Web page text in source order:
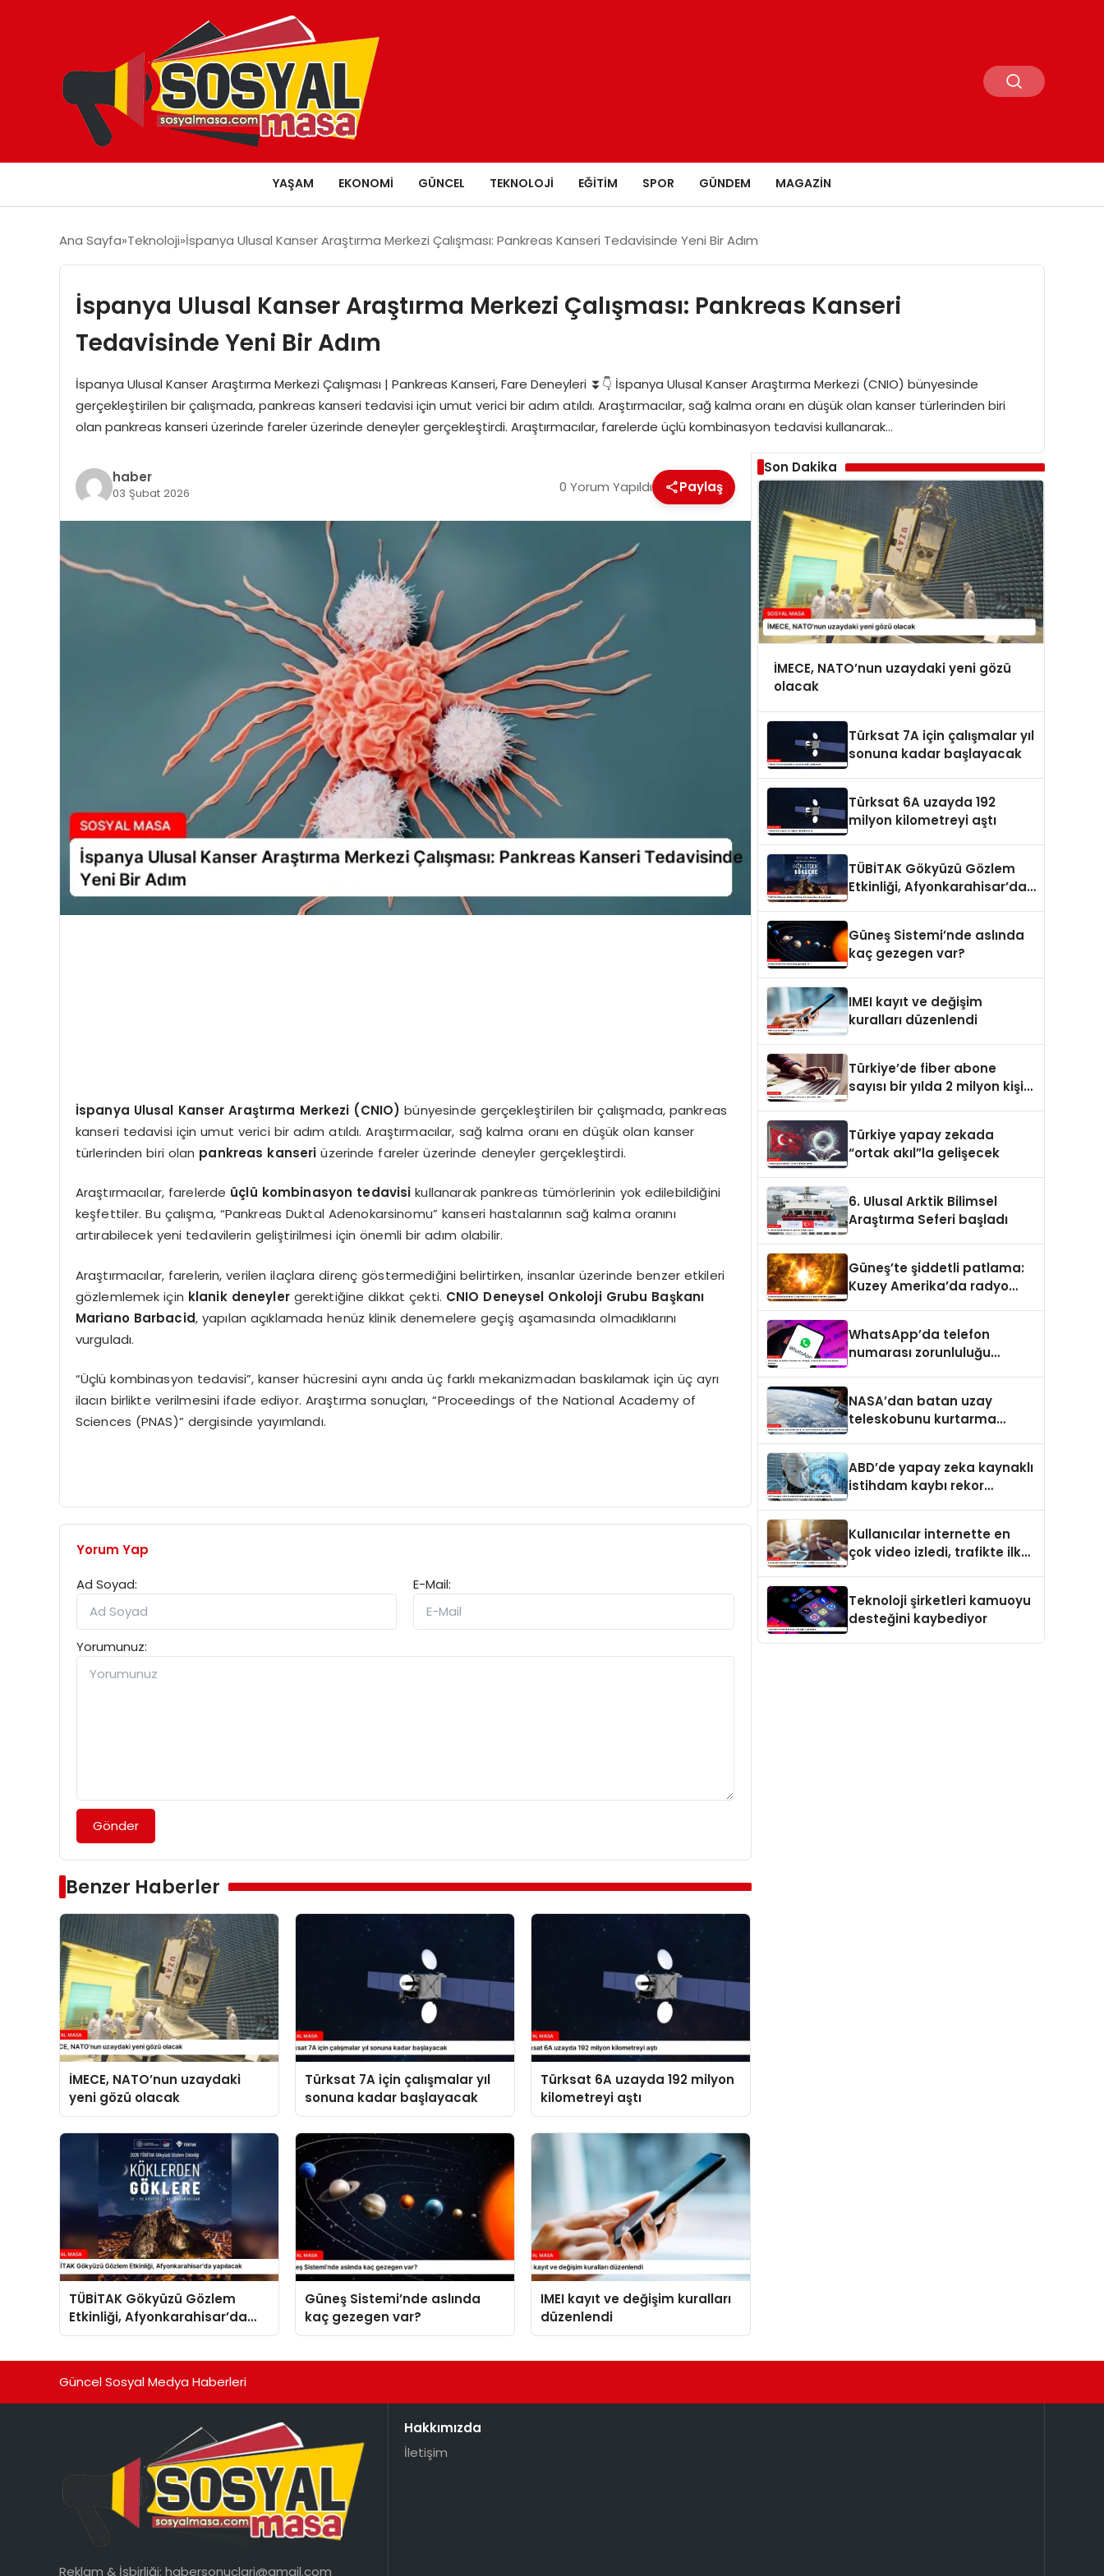
YAŞAM EKONOMI GÜNCEL TEKNOLOJI EĞITIM SPOR GÜNDEM MAGAZIN
Ana Sayfa Teknoloji İspanya Ulusal Kanser Araştırma Merkezi Çalışması: Pankreas Kanseri Tedavisinde Yeni Bir Adım
İspanya Ulusal Kanser Araştırma Merkezi Çalışması: Pankreas Kanseri
Tedavisinde Yeni Bir Adım
İspanya Ulusal Kanser Araştırma Merkezi Çalışması | Pankreas Kanseri, Fare Deneyleri ⏬👇 İspanya Ulusal Kanser Araştırma Merkezi (CNIO) bünyesinde
gerçekleştirilen bir çalışmada, pankreas kanseri tedavisi için umut verici bir adım atıldı. Araştırmacılar, sağ kalma oranı en düşük olan kanser türlerinden biri
olan pankreas kanseri üzerinde fareler üzerinde deneyler gerçekleştirdi. Araştırmacılar, farelerde üçlü kombinasyon tedavisi kullanarak…
haber
03 Şubat 2026 0 Yorum Yapıldı Paylaş
İspanya Ulusal Kanser Araştırma Merkezi (CNIO) bünyesinde gerçekleştirilen bir çalışmada, pankreas
kanseri tedavisi için umut verici bir adım atıldı. Araştırmacılar, sağ kalma oranı en düşük olan kanser
türlerinden biri olan pankreas kanseri üzerinde fareler üzerinde deneyler gerçekleştirdi.
Araştırmacılar, farelerde üçlü kombinasyon tedavisi kullanarak pankreas tümörlerinin yok edilebildiğini
keşfettiler. Bu çalışma, “Pankreas Duktal Adenokarsinomu” kanseri hastalarının sağ kalma oranını
artırabilecek yeni tedavilerin geliştirilmesi için önemli bir adım olabilir.
Araştırmacılar, farelerin, verilen ilaçlara direnç göstermediğini belirtirken, insanlar üzerinde benzer etkileri
gözlemlemek için klanik deneylergerektiğine dikkat çekti. CNIO Deneysel Onkoloji Grubu Başkanı
Mariano Barbacid, yapılan açıklamada henüz klinik denemelere geçiş aşamasında olmadıklarını
vurguladı.
“Üçlü kombinasyon tedavisi”, kanser hücresini aynı anda üç farklı mekanizmadan baskılamak için üç ayrı
ilacın birlikte verilmesini ifade ediyor. Araştırma sonuçları, “Proceedings of the National Academy of
Sciences (PNAS)” dergisinde yayımlandı.
Yorum Yap
Ad Soyad:
E-Mail:
Yorumunuz:
Gönder
Benzer Haberler
İMECE, NATO’nun uzaydaki
yeni gözü olacak
Türksat 7A için çalışmalar yıl
sonuna kadar başlayacak
Türksat 6A uzayda 192 milyon
kilometreyi aştı
TÜBİTAK Gökyüzü Gözlem
Etkinliği, Afyonkarahisar’da
yapılacak
Güneş Sistemi’nde aslında
kaç gezegen var?
IMEI kayıt ve değişim kuralları
düzenlendi
Son Dakika
İMECE, NATO’nun uzaydaki yeni gözü
olacak
Türksat 7A için çalışmalar yıl
sonuna kadar başlayacak
Türksat 6A uzayda 192
milyon kilometreyi aştı
TÜBİTAK Gökyüzü Gözlem
Etkinliği, Afyonkarahisar’da
Güneş Sistemi’nde aslında
kaç gezegen var?
IMEI kayıt ve değişim
kuralları düzenlendi
Türkiye’de fiber abone
sayısı bir yılda 2 milyon kişi
Türkiye yapay zekada
“ortak akıl”la gelişecek
6. Ulusal Arktik Bilimsel
Araştırma Seferi başladı
Güneş’te şiddetli patlama:
Kuzey Amerika’da radyo
WhatsApp’da telefon
numarası zorunluluğu
NASA’dan batan uzay
teleskobunu kurtarma
ABD’de yapay zeka kaynaklı
istihdam kaybı rekor
Kullanıcılar internette en
çok video izledi, trafikte ilk
Teknoloji şirketleri kamuoyu
desteğini kaybediyor
Güncel Sosyal Medya Haberleri
Reklam & İşbirliği: habersonuclari@gmail.com
Hakkımızda
İletişim